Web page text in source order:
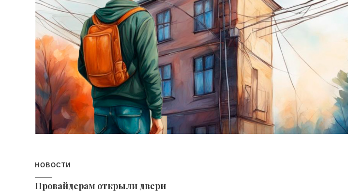
НОВОСТИ
Провайдерам открыли двери